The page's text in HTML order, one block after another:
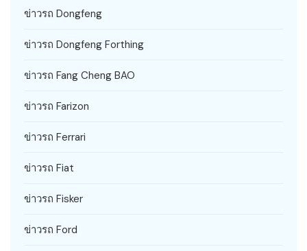
ข่าวรถ Dongfeng
ข่าวรถ Dongfeng Forthing
ข่าวรถ Fang Cheng BAO
ข่าวรถ Farizon
ข่าวรถ Ferrari
ข่าวรถ Fiat
ข่าวรถ Fisker
ข่าวรถ Ford